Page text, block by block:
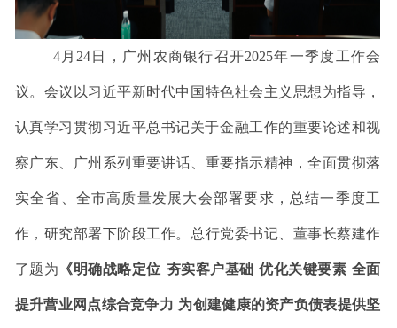
4月 24 日， 广州农商银行召开2025年一季度工作会
议。 会议 以习近平新时代中国特色社会主义思想为指导，
认真学习贯彻习近平总书记关于金融工作的重要论述和视
察广东、广州系列 重要讲话、重要指示精神，全面贯彻落
实全省、全市高质量发展大会部署要求 ， 总结一季度工
作，研究部署下阶段工作。 总行党委书记、董事长蔡建作
了题为 《明确战略定位 夯实客户基础 优化关键要素 全面
提升营业网点综合竞争力 为创建健康的资产负债表提供坚